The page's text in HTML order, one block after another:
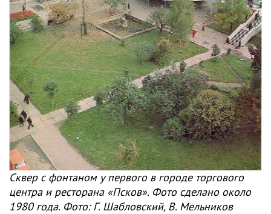
Сквер с фонтаном у первого в городе торгового
центра и ресторана «Псков». Фото сделано около
1980 года. Фото: Г. Шабловский, В. Мельников